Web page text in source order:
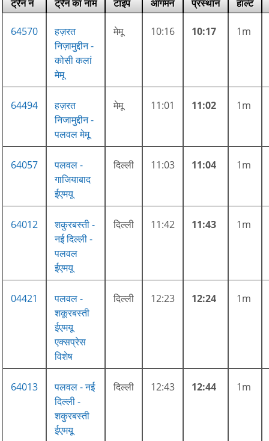
ट्रेन नं ट्रेन का नाम टाइप आगमन प्रस्थान हाल्ट
64570
हज़रत
निज़ामुद्दीन -
कोसी कलां
मेमू
मेमू 10:16 10:17 1m
64494
हज़रत
निजामुद्दीन -
पलवल मेमू
मेमू 11:01 11:02 1m
64057
पलवल -
गाजियाबाद
ईएमयू
दिल्ली 11:03 11:04 1m
64012
शकुरबस्ती -
नई दिल्ली -
पलवल
ईएमयू
दिल्ली 11:42 11:43 1m
04421
पलवल -
शकूरबस्ती
ईएमयू
एक्सप्रेस
विशेष
दिल्ली 12:23 12:24 1m
64013
पलवल - नई
दिल्ली -
शकुरबस्ती
ईएमयू
दिल्ली 12:43 12:44 1m